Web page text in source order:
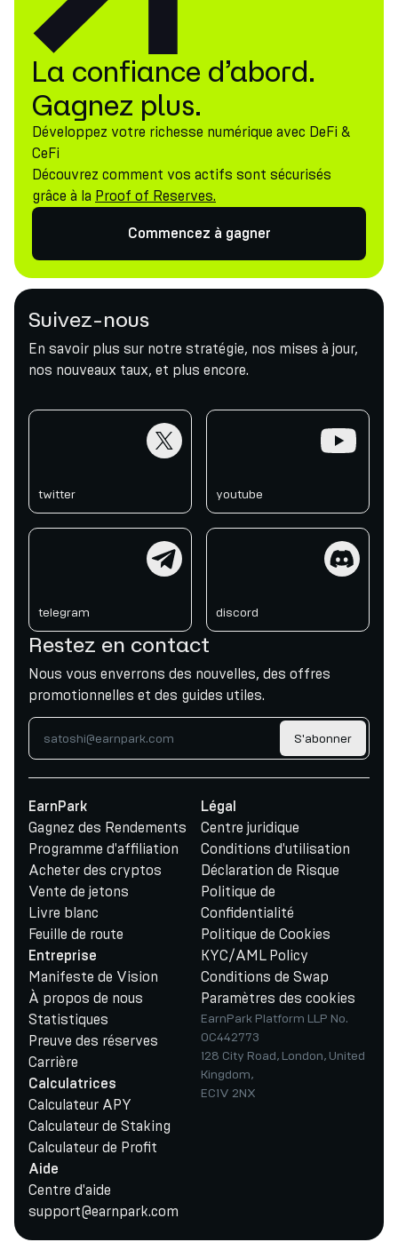
La confiance d’abord.
Gagnez plus.
Développez votre richesse numérique avec DeFi &
CeFi
Découvrez comment vos actifs sont sécurisés
grâce à la Proof of Reserves.
Commencez à gagner
Suivez-nous
En savoir plus sur notre stratégie, nos mises à jour,
nos nouveaux taux, et plus encore.
twitter youtube
telegram discord
Restez en contact
Nous vous enverrons des nouvelles, des offres
promotionnelles et des guides utiles.
S'abonner
EarnPark
Gagnez des Rendements
Programme d'affiliation
Acheter des cryptos
Vente de jetons
Livre blanc
Feuille de route
Entreprise
Manifeste de Vision
À propos de nous
Statistiques
Preuve des réserves
Carrière
Calculatrices
Calculateur APY
Calculateur de Staking
Calculateur de Profit
Aide
Centre d'aide
support@earnpark.com
Légal
Centre juridique
Conditions d'utilisation
Déclaration de Risque
Politique de
Confidentialité
Politique de Cookies
KYC/AML Policy
Conditions de Swap
Paramètres des cookies
EarnPark Platform LLP No.
OC442773
128 City Road, London, United
Kingdom,
EC1V 2NX